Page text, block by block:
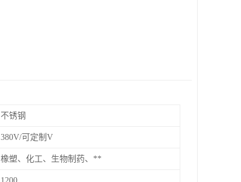
不锈钢
380V/可定制V
橡塑、化工、生物制药、**